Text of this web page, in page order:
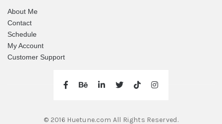
About Me
Contact
Schedule
My Account
Customer Support
© 2016 Huetune.com All Rights Reserved.